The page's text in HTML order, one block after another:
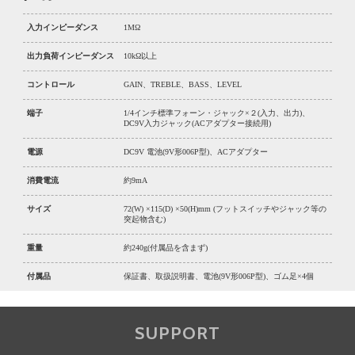
入力インピーダンス 1MΩ
出力負荷インピーダンス 10kΩ以上
コントロール GAIN、TREBLE、BASS、LEVEL
端子
1/4インチ標準フォーン・ジャック×２(入力、出力)、
DC9V入力ジャック(ACアダプター接続用)
電源 DC9V 電池(9V形006P型)、ACアダプター
消費電流 約9mA
サイズ
72(W) ×115(D) ×50(H)mm (フットスイッチやジャック等の
突起物含む)
重量 約240g(付属品を含まず)
付属品 保証書、取扱説明書、電池(9V形006P型)、ゴム足×4個
SUPPORT